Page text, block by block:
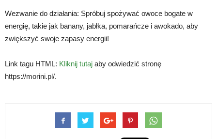
Wezwanie do działania: Spróbuj spożywać owoce bogate w
energię, takie jak banany, jabłka, pomarańcze i awokado, aby
zwiększyć swoje zapasy energii!
Link tagu HTML: Kliknij tutaj aby odwiedzić stronę
https://morini.pl/.